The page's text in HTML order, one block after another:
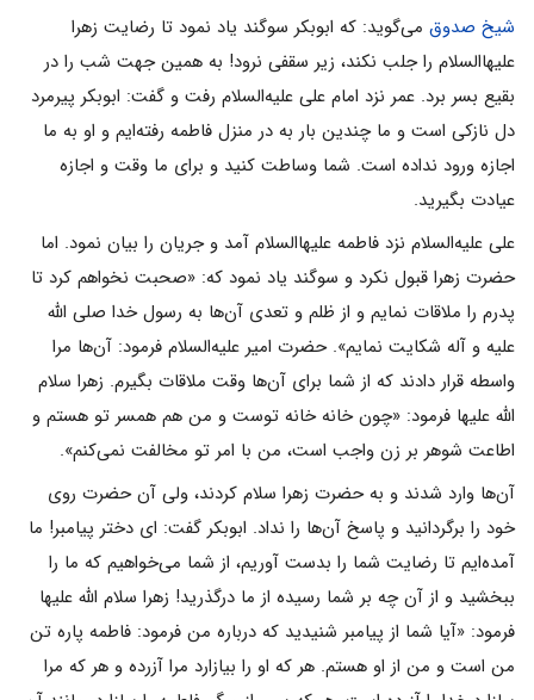
شیخ صدوق می‌‌گوید: که ابوبکر سوگند یاد نمود تا رضایت زهرا
علیهاالسلام را جلب نکند، زیر سقفى نرود! به همین جهت شب را در
بقیع بسر برد. عمر نزد امام على علیه‌السلام رفت و گفت: ابوبکر پیرمرد
دل نازکى است و ما چندین بار به در منزل فاطمه رفته‌ایم و او به ما
اجازه ورود نداده است. شما وساطت کنید و براى ما وقت و اجازه
عیادت بگیرید.
على علیه‌السلام نزد فاطمه علیهاالسلام آمد و جریان را بیان نمود. اما
حضرت زهرا قبول نکرد و سوگند یاد نمود که: «صحبت نخواهم کرد تا
پدرم را ملاقات نمایم و از ظلم و تعدى آن‌ها به رسول خدا صلی الله
علیه و آله شکایت نمایم». حضرت امیر علیه‌السلام فرمود: آن‌ها مرا
واسطه قرار دادند که از شما براى آن‌ها وقت ملاقات بگیرم. زهرا سلام
الله علیها فرمود: «چون خانه خانه توست و من هم همسر تو هستم و
اطاعت شوهر بر زن واجب است، من با امر تو مخالفت نمی‌‌کنم».
آن‌ها وارد شدند و به حضرت زهرا سلام کردند، ولى آن حضرت روى
خود را برگردانید و پاسخ آن‌ها را نداد. ابوبکر گفت: اى دختر پیامبر! ما
آمده‌ایم تا رضایت شما را بدست آوریم، از شما می‌‌خواهیم که ما را
ببخشید و از آن چه بر شما رسیده از ما درگذرید! زهرا سلام الله علیها
فرمود: «آیا شما از پیامبر شنیدید که درباره من فرمود: فاطمه پاره تن
من است و من از او هستم. هر که او را بیازارد مرا آزرده و هر که مرا